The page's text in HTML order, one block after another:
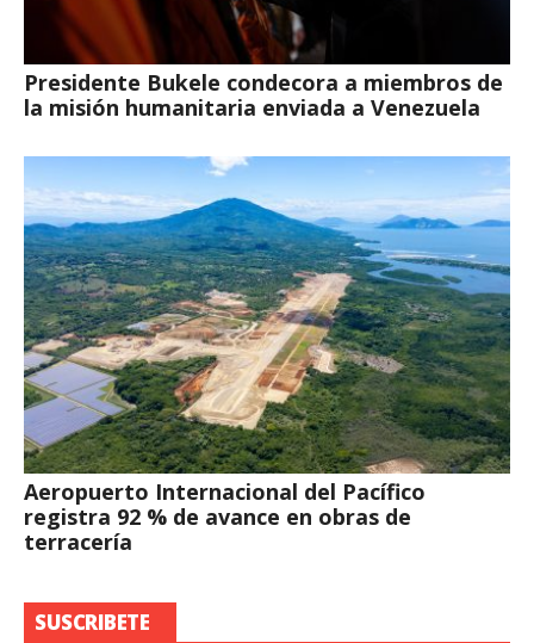
Presidente Bukele condecora a miembros de
la misión humanitaria enviada a Venezuela
Aeropuerto Internacional del Pacífico
registra 92 % de avance en obras de
terracería
SUSCRIBETE